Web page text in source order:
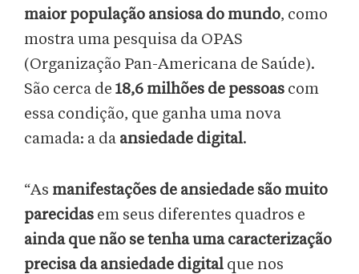
maior população ansiosa do mundo, como
mostra uma pesquisa da OPAS
(Organização Pan-Americana de Saúde).
São cerca de 18,6 milhões de pessoas com
essa condição, que ganha uma nova
camada: a da ansiedade digital.
“As manifestações de ansiedade são muito
parecidas em seus diferentes quadros e
ainda que não se tenha uma caracterização
precisa da ansiedade digital que nos